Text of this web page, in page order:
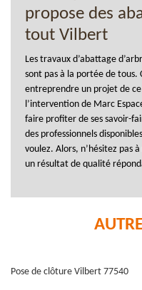
propose des
tout Vilbert
Les travaux d’abattage
sont pas à la portée de tous.
entreprendre un projet de
l’intervention de Marc
faire profiter de ses savoir-
des professionnels
voulez. Alors, n’hésitez pas
un résultat de qualité
Pose de clôture Vilbert 77540